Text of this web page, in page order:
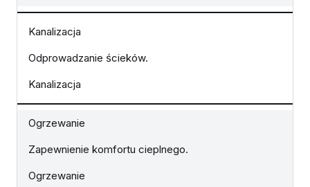
Kanalizacja
Odprowadzanie ścieków.
Kanalizacja
Ogrzewanie
Zapewnienie komfortu cieplnego.
Ogrzewanie